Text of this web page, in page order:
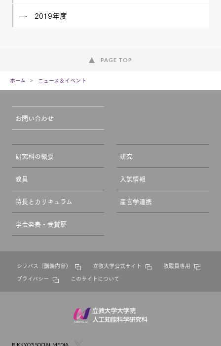
2019年度
PAGE TOP
ホーム ニュース＆イベント
お問い合わせ
研究科の概要 研究
教員 入試情報
特長とカリキュラム 産官学連携
学会発表・受賞歴
シラバス（講義内容） 立教大学公式サイト
教職員専用
プライバシー
このサイトについて
RIKKYO’S SOCIAL MEDIA